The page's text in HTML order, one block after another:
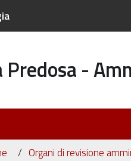
Predosa -
Organi di revisione